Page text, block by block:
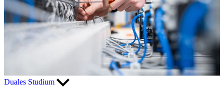
Duales Studium